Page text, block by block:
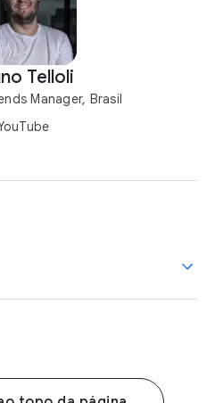
Telloli
Manager, Brasil
pinterest.com,
(acima de 18 anos) —